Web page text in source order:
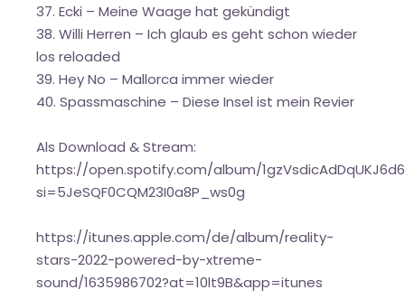
37. Ecki – Meine Waage hat gekündigt
38. Willi Herren – Ich glaub es geht schon wieder
los reloaded
39. Hey No – Mallorca immer wieder
40. Spassmaschine – Diese Insel ist mein Revier
Als Download & Stream:
https://open.spotify.com/album/
si=5JeSQF0CQM23I0a8P_ws0g
https://itunes.apple.com/de/album/reality-
stars-2022-powered-by-xtreme-
sound/1635986702?at=10lt9B&app=itunes